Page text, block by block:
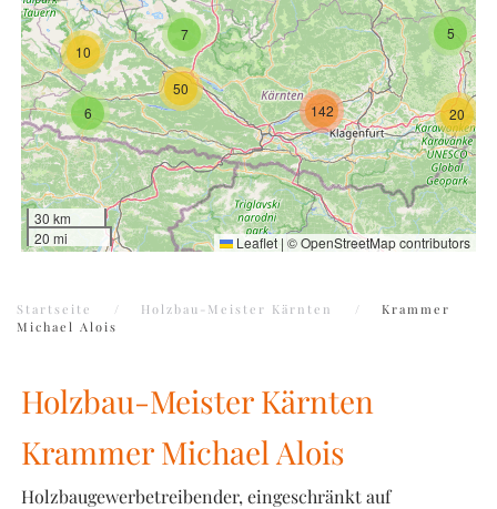
10
6
5
20
7
50
142
30 km
20 mi
Leaflet | ©OpenStreetMapcontributors
Startseite Holzbau-Meister Kärnten
Krammer
Michael Alois
Holzbau-Meister Kärnten
Krammer Michael Alois
Holzbaugewerbetreibender, eingeschränkt auf